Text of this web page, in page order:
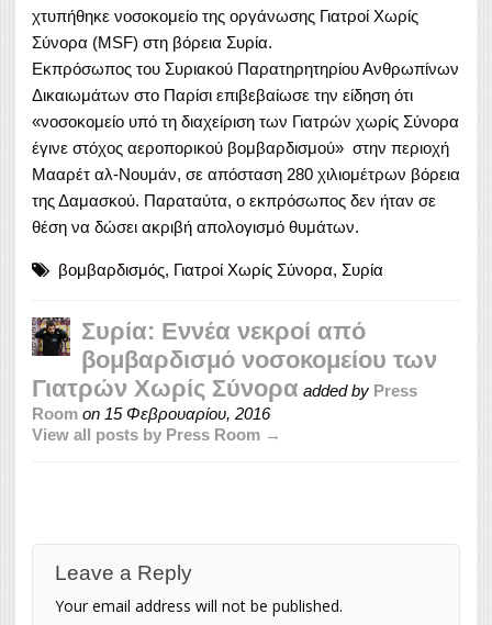
χτυπήθηκε νοσοκομείο της οργάνωσης Γιατροί Χωρίς
Σύνορα (MSF) στη βόρεια Συρία.
Εκπρόσωπος του Συριακού Παρατηρητηρίου Ανθρωπίνων
Δικαιωμάτων στο Παρίσι επιβεβαίωσε την είδηση ότι
«νοσοκομείο υπό τη διαχείριση των Γιατρών χωρίς Σύνορα
έγινε στόχος αεροπορικού βομβαρδισμού» στην περιοχή
Μααρέτ αλ-Νουμάν, σε απόσταση 280 χιλιομέτρων βόρεια
της Δαμασκού. Παραταύτα, ο εκπρόσωπος δεν ήταν σε
θέση να δώσει ακριβή απολογισμό θυμάτων.
βομβαρδισμός, Γιατροί Χωρίς Σύνορα, Συρία
Συρία: Εννέα νεκροί από
βομβαρδισμό νοσοκομείου των
Γιατρών Χωρίς Σύνορα added by Press
Room on 15 Φεβρουαρίου, 2016
View all posts by Press Room →
Leave a Reply
Your email address will not be published.